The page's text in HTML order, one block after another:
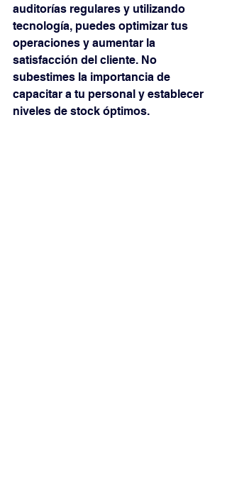
auditorías regulares y utilizando
tecnología, puedes optimizar tus
operaciones y aumentar la
satisfacción del cliente. No
subestimes la importancia de
capacitar a tu personal y establecer
niveles de stock óptimos.